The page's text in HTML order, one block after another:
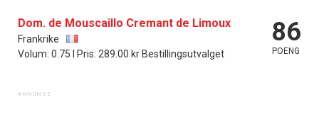
Dom. de Mouscaillo Cremant de Limoux
Frankrike
Volum: 0.75 l Pris: 289.00 kr Bestillingsutvalget
86
POENG